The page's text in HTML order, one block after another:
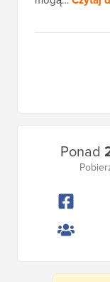
Ponad